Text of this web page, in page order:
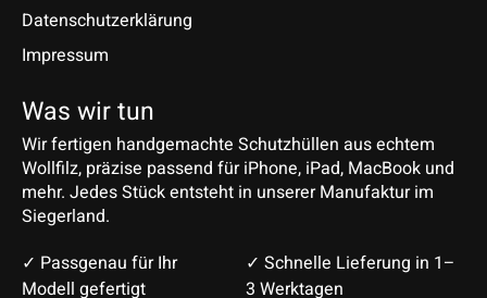
Datenschutzerklärung
Impressum
Was wir tun
Wir fertigen handgemachte Schutzhüllen aus echtem
Wollfilz, präzise passend für iPhone, iPad, MacBook und
mehr. Jedes Stück entsteht in unserer Manufaktur im
Siegerland.
✓ Passgenau für Ihr
Modell gefertigt
✓ Schnelle Lieferung in 1–
3 Werktagen